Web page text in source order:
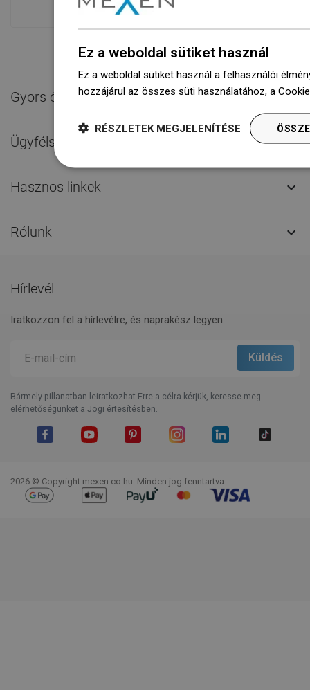
Gyors érintkezés 
Ügyfélszolgálat 
Hasznos linkek 
Rólunk 
Hírlevél
Iratkozzon fel a hírlevélre, és naprakész legyen.
Bármely pillanatban leiratkozhat.Erre a célra kérjük, keresse meg
elérhetőségünket a Jogi értesítésben.
2026 © Copyright mexen.co.hu. Minden jog fenntartva.
Ez a weboldal sütiket használ
Ez a weboldal sütiket használ a felhasználói
hozzájárul az összes süti használatához, a
RÉSZLETEK MEGJELENÍTÉSE